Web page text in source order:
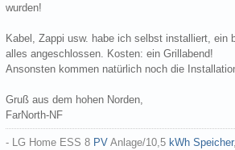
wurden!
Kabel, Zappi usw. habe ich selbst installiert, ein
alles angeschlossen. Kosten: ein Grillabend!
Ansonsten kommen natürlich noch die
Gruß aus dem hohen Norden,
FarNorth-NF
- LG Home ESS 8 PV Anlage/10,5 kWh Speicher